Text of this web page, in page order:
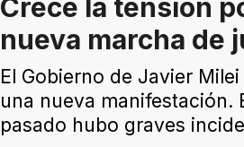
Crece la tensión
nueva marcha de
El Gobierno de Javier
una nueva manifestación.
pasado hubo graves